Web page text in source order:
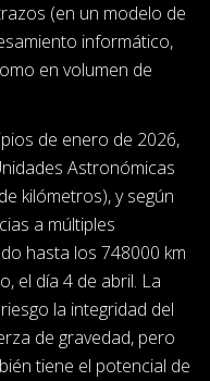
(en un modelo de
informático,
en volumen de
de enero de 2026,
Astronómicas
kilómetros), y según
a múltiples
hasta los 748000 km
el día 4 de abril. La
la integridad del
de gravedad, pero
tiene el potencial de